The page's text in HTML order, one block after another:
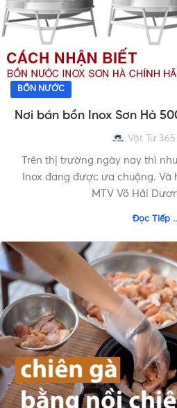
BỒN NƯỚC
Nơi bán bồn Inox Sơn Hà
Vật Tư 365
Trên thị trường ngày nay thì
Inox đang được ưa chuộng. Và
MTV Võ Hải
Đọc Tiếp